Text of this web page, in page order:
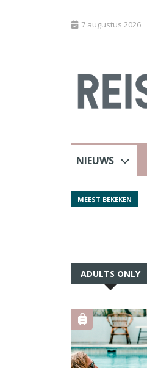
7 augustus 2026
NIEUWS
MEEST BEKEKEN
ADULTS ONLY